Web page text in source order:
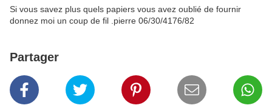
Si vous savez plus quels papiers vous avez oublié de fournir
donnez moi un coup de fil .pierre 06/30/4176/82
Partager